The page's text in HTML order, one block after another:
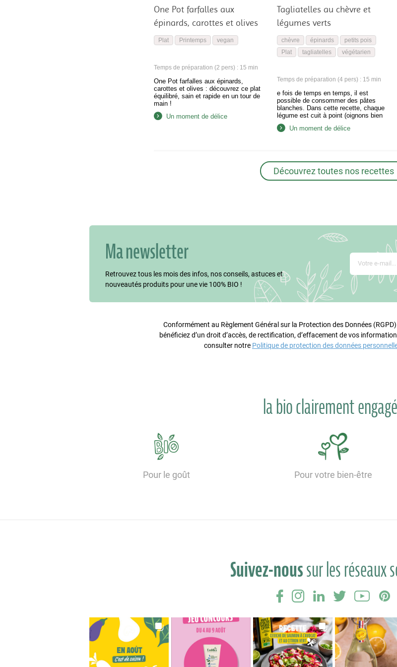
One Pot farfalles aux
épinards, carottes et olives
Plat Printemps vegan
Temps de préparation (2 pers) : 15 min
One Pot farfalles aux épinards,
carottes et olives : découvrez ce plat
équilibré, sain et rapide en un tour de
main !
Un moment de délice
Tagliatelles au chèvre et
légumes verts
chèvre épinards
petits pois
Plat
tagliatelles végétarien
Temps de préparation (4 pers) : 15 min
e fois de temps en temps, il est
possible de consommer des pâtes
blanches. Dans cette recette, chaque
légume est cuit à point (oignons bien
caramélisés, poireaux tendres à cœur,
épinards juste « tombés » et petits
Un moment de délice
Découvrez toutes nos recettes
Ma newsletter
Retrouvez tous les mois des infos, nos conseils, astuces et
nouveautés produits pour une vie 100% BIO !
Conformément au Règlement Général sur la Protection des Données
bénéficiez d’un droit d’accès, de rectification, d’effacement de vos
consulter notre Politique de protection des données
la bio clairement
Pour le goût Pour votre bien-être
Suivez-noussur les réseaux